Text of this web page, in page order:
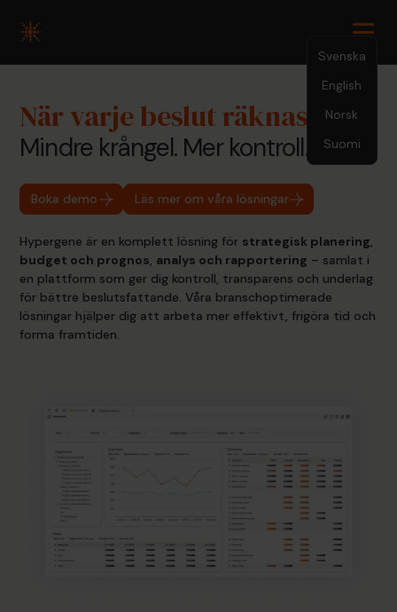
Svenska
English
Norsk
Suomi
När varje beslut räknas
Mindre krångel. Mer kontroll.
Boka demo Läs mer om våra lösningar
Hypergene är en komplett lösning för strategisk planering,
budget och prognos, analys och rapportering – samlat i
en plattform som ger dig kontroll, transparens och underlag
för bättre beslutsfattande. Våra branschoptimerade
lösningar hjälper dig att arbeta mer effektivt, frigöra tid och
forma framtiden.